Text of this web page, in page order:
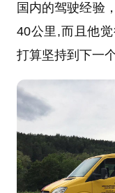
国内的驾驶经验
40公里,而且他
打算坚持到下一